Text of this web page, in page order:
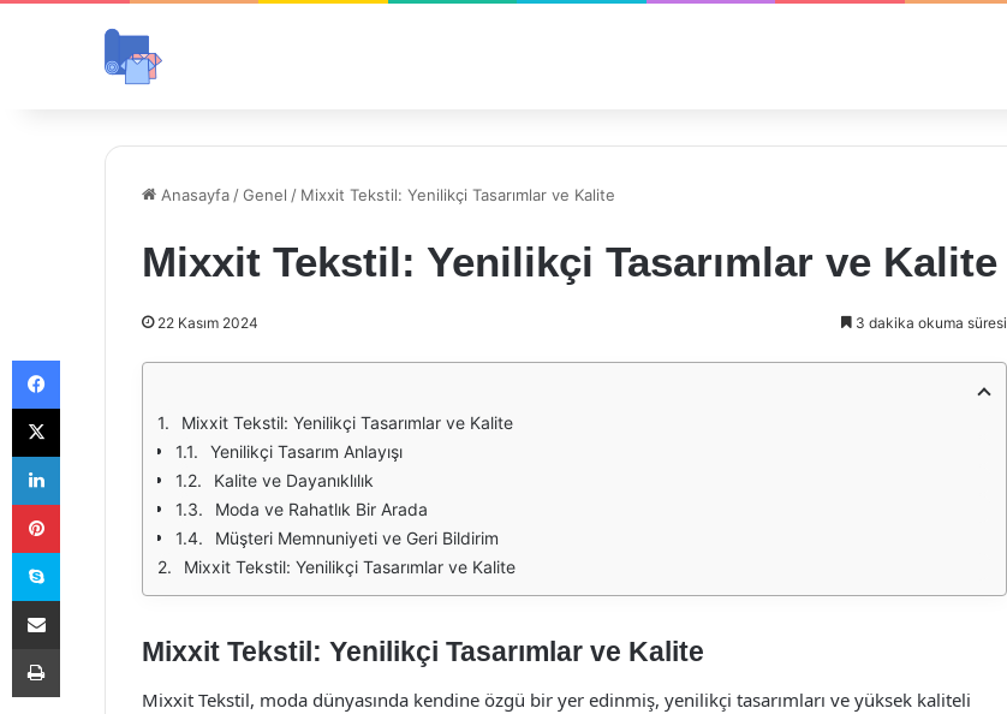
Anasayfa /Genel / Mixxit Tekstil: Yenilikçi Tasarımlar ve Kalite
Mixxit Tekstil: Yenilikçi Tasarımlar ve Kalite
22 Kasım 2024 3 dakika okuma süresi
Mixxit Tekstil: Yenilikçi Tasarımlar ve Kalite
Yenilikçi Tasarım Anlayışı
Kalite ve Dayanıklılık
Moda ve Rahatlık Bir Arada
Müşteri Memnuniyeti ve Geri Bildirim
Mixxit Tekstil: Yenilikçi Tasarımlar ve Kalite
Mixxit Tekstil: Yenilikçi Tasarımlar ve Kalite
Mixxit Tekstil, moda dünyasında kendine özgü bir yer edinmiş, yenilikçi tasarımları ve yüksek kaliteli
Facebook
X
LinkedIn
Pinterest
Skype
E-Posta ile paylaş